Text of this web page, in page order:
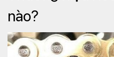
nào?